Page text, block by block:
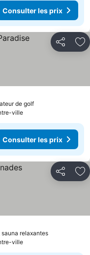
Consulter les prix
Partager
de golf
ville
Consulter les prix
Partager
relaxantes
ville